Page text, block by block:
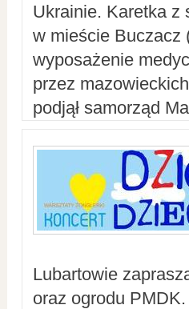
Ukrainie. Karetka z
w mieście Buczacz
wyposażenie
przez
podjął samorząd
Lubartowie
oraz ogrodu